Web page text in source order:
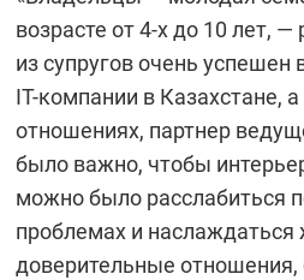
возрасте от 4-х до 10 лет,
из супругов очень
IT-компании в Казахстане,
отношениях, партнер
было важно, чтобы
можно было расслабиться
проблемах и
доверительные